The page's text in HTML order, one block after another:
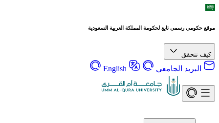
موقع حكومي رسمي تابع لحكومة المملكة العربية السعودية
كيف تتحقق
البريد الجامعي English